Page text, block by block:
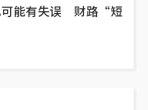
可能有失误 财路“短